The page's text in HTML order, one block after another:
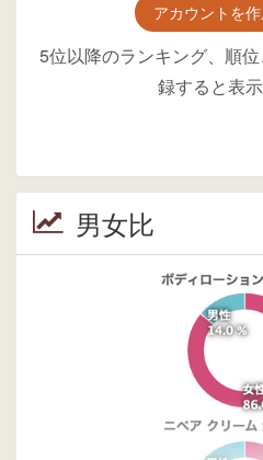
アカウントを作
5位以降のランキング、順
録すると表
男女比